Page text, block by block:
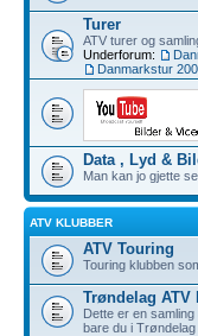
Turer
ATV turer og
Underforum:
Danmarkstur
Data , Lyd &
Man kan jo gjette
ATV KLUBBER
ATV Touring
Touring klubben
Trøndelag ATV
Dette er en
bare du i